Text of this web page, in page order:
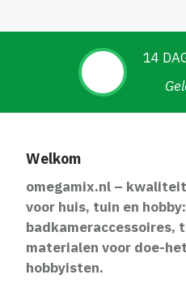
14
Welkom
omegamix.nl –
voor huis, tuin en
badkameraccessoires,
materialen voor doe-
hobbyisten.